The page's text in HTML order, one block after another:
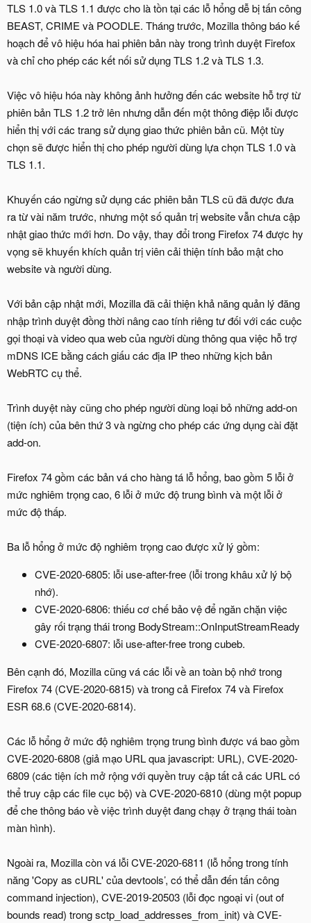
TLS 1.0 và TLS 1.1 được cho là tồn tại các lỗ hổng dễ bị tấn công
BEAST, CRIME và POODLE. Tháng trước, Mozilla thông báo kế
hoạch để vô hiệu hóa hai phiên bản này trong trình duyệt Firefox
và chỉ cho phép các kết nối sử dụng TLS 1.2 và TLS 1.3.
Việc vô hiệu hóa này không ảnh hưởng đến các website hỗ trợ từ
phiên bản TLS 1.2 trở lên nhưng dẫn đến một thông điệp lỗi được
hiển thị với các trang sử dụng giao thức phiên bản cũ. Một tùy
chọn sẽ được hiển thị cho phép người dùng lựa chọn TLS 1.0 và
TLS 1.1.
Khuyến cáo ngừng sử dụng các phiên bản TLS cũ đã được đưa
ra từ vài năm trước, nhưng một số quản trị website vẫn chưa cập
nhật giao thức mới hơn. Do vậy, thay đổi trong Firefox 74 được hy
vọng sẽ khuyến khích quản trị viên cải thiện tính bảo mật cho
website và người dùng.
Với bản cập nhật mới, Mozilla đã cải thiện khả năng quản lý đăng
nhập trình duyệt đồng thời nâng cao tính riêng tư đối với các cuộc
gọi thoại và video qua web của người dùng thông qua việc hỗ trợ
mDNS ICE bằng cách giấu các địa IP theo những kịch bản
WebRTC cụ thể.
Trình duyệt này cũng cho phép người dùng loại bỏ những add-on
(tiện ích) của bên thứ 3 và ngừng cho phép các ứng dụng cài đặt
add-on.
Firefox 74 gồm các bản vá cho hàng tá lỗ hổng, bao gồm 5 lỗi ở
mức nghiêm trọng cao, 6 lỗi ở mức độ trung bình và một lỗi ở
mức độ thấp.
Ba lỗ hổng ở mức độ nghiêm trọng cao được xử lý gồm:
CVE-2020-6805: lỗi use-after-free (lỗi trong khâu xử lý bộ
nhớ).
CVE-2020-6806: thiếu cơ chế bảo vệ để ngăn chặn việc
gây rối trạng thái trong BodyStream::OnInputStreamReady
CVE-2020-6807: lỗi use-after-free trong cubeb.
Bên cạnh đó, Mozilla cũng vá các lỗi về an toàn bộ nhớ trong
Firefox 74 (CVE-2020-6815) và trong cả Firefox 74 và Firefox
ESR 68.6 (CVE-2020-6814).
Các lỗ hổng ở mức độ nghiêm trọng trung bình được vá bao gồm
CVE-2020-6808 (giả mạo URL qua javascript: URL), CVE-2020-
6809 (các tiện ích mở rộng với quyền truy cập tất cả các URL có
thể truy cập các file cục bộ) và CVE-2020-6810 (dùng một popup
để che thông báo về việc trình duyệt đang chạy ở trạng thái toàn
màn hình).
Ngoài ra, Mozilla còn vá lỗi CVE-2020-6811 (lỗ hổng trong tính
năng 'Copy as cURL' của devtools’, có thể dẫn đến tấn công
command injection), CVE-2019-20503 (lỗi đọc ngoại vi (out of
bounds read) trong sctp_load_addresses_from_init) và CVE-